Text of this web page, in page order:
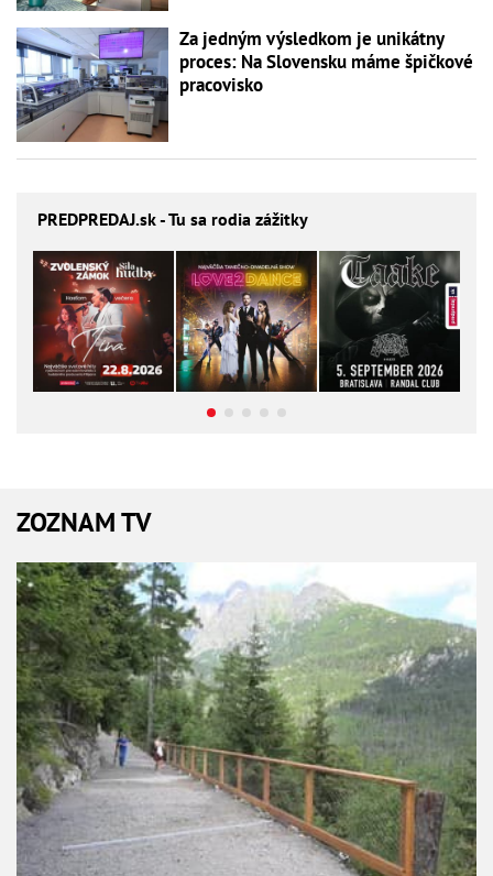
Za jedným výsledkom je unikátny
proces: Na Slovensku máme špičkové
pracovisko
PREDPREDAJ.sk - Tu sa rodia zážitky
ZOZNAM TV